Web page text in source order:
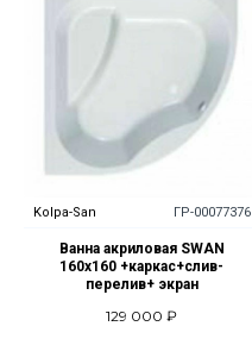
Kolpa-San ГР-00077376
Ванна акриловая SWAN
160x160 +каркас+слив-
перелив+ экран
129 000 ₽